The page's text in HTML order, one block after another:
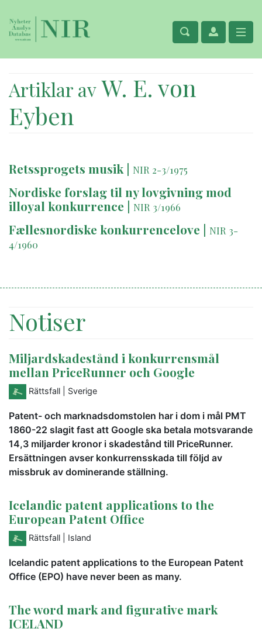
Artiklar avW. E. von
Eyben
Retssprogets musik | NIR 2-3/1975
Nordiske forslag til ny lovgivning mod
illoyal konkurrence | NIR 3/1966
Fællesnordiske konkurrencelove | NIR 3-
4/1960
Notiser
Miljardskadestånd i konkurrensmål
mellan PriceRunner och Google
Rättsfall | Sverige
Patent- och marknadsdomstolen har i dom i mål PMT
1860-22 slagit fast att Google ska betala motsvarande
14,3 miljarder kronor i skadestånd till PriceRunner.
Ersättningen avser konkurrensskada till följd av
missbruk av dominerande ställning.
Icelandic patent applications to the
European Patent Office
Rättsfall | Island
Icelandic patent applications to the European Patent
Office (EPO) have never been as many.
The word mark and figurative mark
ICELAND